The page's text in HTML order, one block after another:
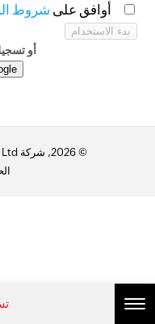
أوافق على شروط
أو